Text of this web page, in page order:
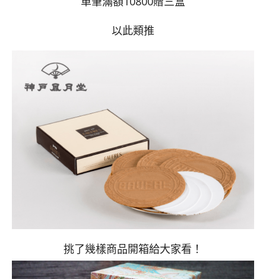
以此類推
挑了幾樣商品開箱給大家看！